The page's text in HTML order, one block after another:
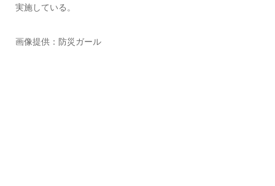
実施している。
画像提供：防災ガール